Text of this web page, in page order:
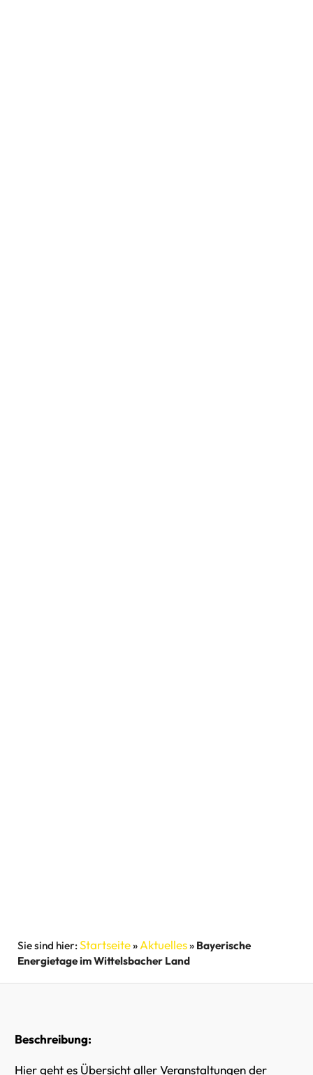
Startseite»Aktuelles» Bayerische
Energietage im Wittelsbacher Land
Beschreibung:
Hier geht es Übersicht aller Veranstaltungen der